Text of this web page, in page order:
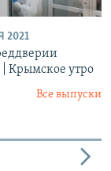
2021
| Крымское утро
Все выпуски